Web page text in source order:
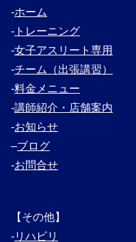
‐ホーム
‐ トレーニング
‐女子アスリート専用
‐チーム（出張講習）
‐料金メニュー
‐講師紹介・ 店舗案内
‐お知らせ
–ブログ
‐お問合せ
【その他】
‐リハビリ